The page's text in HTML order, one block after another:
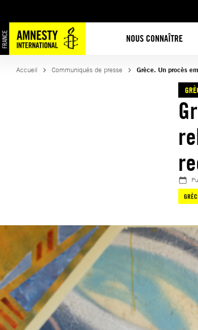
NOUS CONNAÎTRE
au
contenu
Accueil Communiqués de presse Grèce. Un procès